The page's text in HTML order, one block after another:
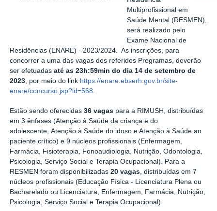
Multiprofissional em
Saúde Mental (RESMEN),
será realizado pelo
Exame Nacional de
Residências (ENARE) - 2023/2024. As inscrições, para
concorrer a uma das vagas dos referidos Programas, deverão
ser efetuadas até as 23h:59min do dia 14 de setembro de
2023 , por meio do link https://enare.ebserh.gov.br/site-
enare/concurso.jsp?id=568
Estão sendo oferecidas 36 vagas para a RIMUSH, distribuídas
em 3 ênfases (Atenção à Saúde da criança e do
adolescente, Atenção à Saúde do idoso e Atenção à Saúde ao
paciente crítico) e 9 núcleos profissionais (Enfermagem,
Farmácia, Fisioterapia, Fonoaudiologia, Nutrição, Odontologia,
Psicologia, Serviço Social e Terapia Ocupacional). Para a
RESMEN foram disponibilizadas 20 vagas, distribuídas em 7
núcleos profissionais (Educação Física - Licenciatura Plena ou
Bacharelado ou Licenciatura, Enfermagem, Farmácia, Nutrição,
Psicologia, Serviço Social e Terapia Ocupacional)